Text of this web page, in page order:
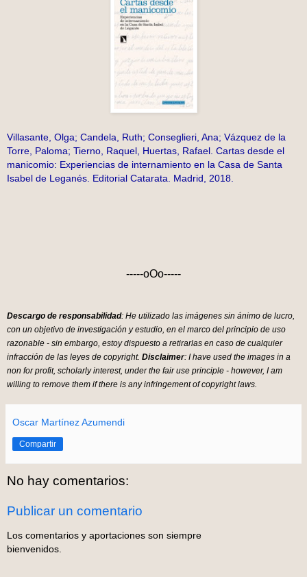
Villasante, Olga; Candela, Ruth; Conseglieri, Ana; Vázquez de la
Torre, Paloma; Tierno, Raquel, Huertas, Rafael. Cartas desde el
manicomio: Experiencias de internamiento en la Casa de Santa
Isabel de Leganés. Editorial Catarata. Madrid, 2018.
-----oOo-----
Descargo de responsabilidad: He utilizado las imágenes sin ánimo de lucro,
con un objetivo de investigación y estudio, en el marco del principio de uso
razonable - sin embargo, estoy dispuesto a retirarlas en caso de cualquier
infracción de las leyes de copyright. Disclaimer: I have used the images in a
non for profit, scholarly interest, under the fair use principle - however, I am
willing to remove them if there is any infringement of copyright laws.
Oscar Martínez Azumendi
Compartir
No hay comentarios:
Publicar un comentario
Los comentarios y aportaciones son siempre
bienvenidos.